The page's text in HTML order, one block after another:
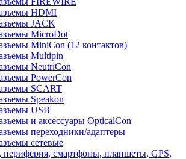
HDMI
JACK
MicroDot
MiniCon (12 контактов)
Multipin
NeutriCon
PowerCon
SCART
Speakon
USB
и аксессуары OpticalCon
переходники/адаптеры
сетевые
смартфоны, планшеты, GPS,